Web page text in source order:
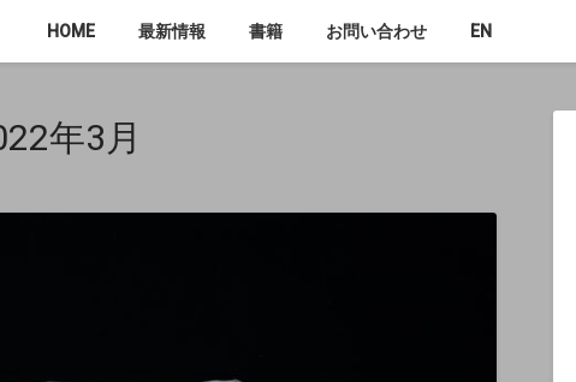
HOME 最新情報 書籍 お問い合わせ EN
年3月